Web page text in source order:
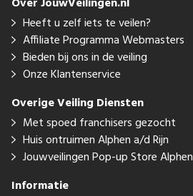
Heeft u zelf iets te veilen?
Affiliate Programma Webmasters
Bieden bij ons in de veiling
Onze Klantenservice
Overige Veiling Diensten
Met spoed franchisers gezocht
Huis ontruimen Alphen a/d Rijn
Jouwveilingen Pop-up Store Alphen
Informatie